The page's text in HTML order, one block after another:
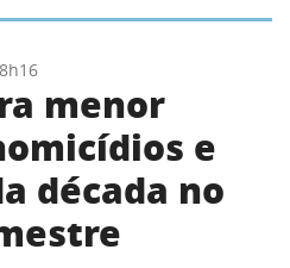
menor
e
década no